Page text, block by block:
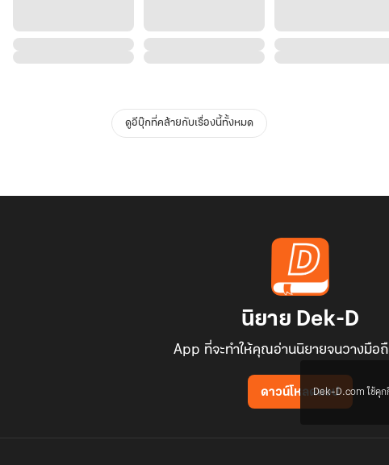
ดูอีบุ๊กที่คล้ายกับเรื่องนี้ทั้งหมด
นิยาย Dek-D
App ที่จะทำให้คุณอ่านนิยายจนวางมือถื
ดาวน์โหลดแอปDek-D.com ใช้คุ